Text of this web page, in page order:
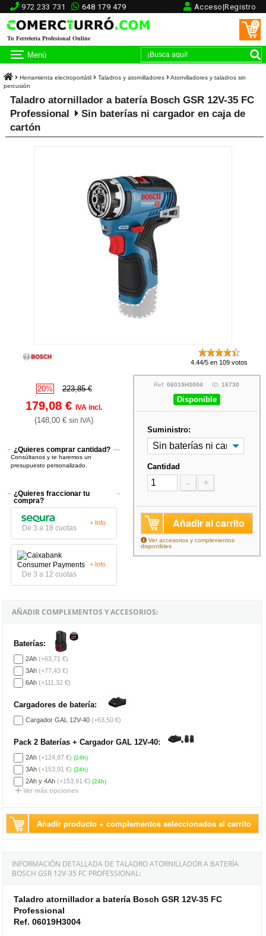
972 233 731 648 179 479 Acceso|Registro
Tu Ferretería Profesional Online
0
Menú
Herramienta electroportátil Taladros y atornilladores
Atornilladores y taladros sin
percusión
Taladro atornillador a batería Bosch GSR 12V-35 FC
Professional
Sin baterías ni cargador en caja de
cartón
4.44/5 en 109 votos
20% 223,85 €
179,08 €IVA incl.
(148,00 €sin IVA)
¿Quieres comprar cantidad?
Consúltanos y te haremos un
presupuesto personalizado.
¿Quieres fraccionar tu
compra?
De 3 a 18 cuotas
+ Info
De 3 a 12 cuotas
+ Info
Ref:06019H3004 ID:16730
Disponible
Suministro:
Cantidad
- +
Añadir al carrito
Ver accesorios y complementos
disponibles
AÑADIR COMPLEMENTOS Y ACCESORIOS:
Baterías:
2Ah (+63,71 €)
3Ah (+77,43 €)
6Ah (+111,32 €)
Cargadores de batería:
Cargador GAL 12V-40 (+63,50 €)
Pack 2 Baterías + Cargador GAL 12V-40:
2Ah (+124,87 €) (24h)
3Ah (+153,91 €) (24h)
2Ah y 4Ah (+153,91 €) (24h)
Ver más opciones
Añadir producto + complementos seleccionados al carrito
INFORMACIÓN DETALLADA DE TALADRO ATORNILLADOR A BATERÍA
BOSCH GSR 12V-35 FC PROFESSIONAL:
Taladro atornillador a batería Bosch GSR 12V-35 FC
Professional
Ref. 06019H3004